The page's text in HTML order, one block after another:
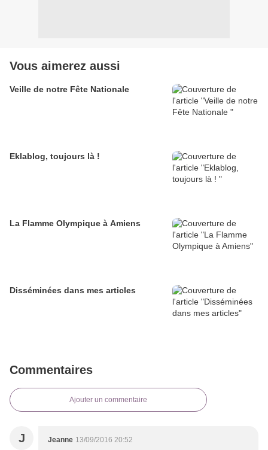
Vous aimerez aussi
Veille de notre Fête Nationale
Eklablog, toujours là !
La Flamme Olympique à Amiens
Disséminées dans mes articles
Commentaires
Ajouter un commentaire
J Jeanne 13/09/2016 20:52